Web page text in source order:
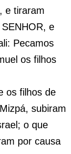
e tiraram
e
Pecamos
os filhos
os filhos de
subiram
o que
por causa